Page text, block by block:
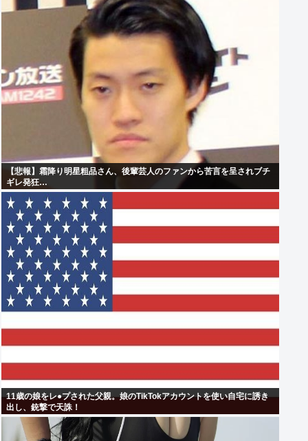
【悲報】霜降り明星粗品さん、後輩芸人のファンから苦言を呈されブチ
ギレ発狂…
11歳の娘をレ●プされた父親。娘のTikTokアカウントを使い自宅に誘き
出し、銃撃で天誅！